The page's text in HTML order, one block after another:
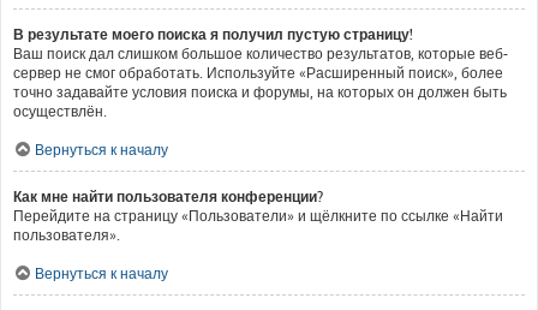
В результате моего поиска я получил пустую страницу!
Ваш поиск дал слишком большое количество результатов, которые веб-
сервер не смог обработать. Используйте «Расширенный поиск», более
точно задавайте условия поиска и форумы, на которых он должен быть
осуществлён.
Вернуться к началу
Как мне найти пользователя конференции?
Перейдите на страницу «Пользователи» и щёлкните по ссылке «Найти
пользователя».
Вернуться к началу